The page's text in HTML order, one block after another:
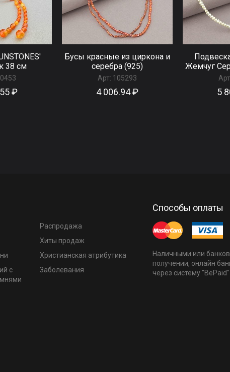
38 см
₽
Бусы красные из циркона и
серебра (925)
Арт: 105293
4 006.94 ₽
Жемчуг
5
с
Распродажа
Хиты продаж
Христианская атрибутика
Заболевания
Способы оплаты
Наличными или
получении, онлайн
через систему "BePaid"